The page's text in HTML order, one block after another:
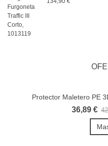
Protector Maletero PE
36,89 €